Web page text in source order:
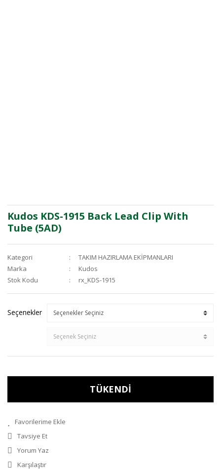
Kudos KDS-1915 Back Lead Clip With
Tube (5AD)
Kategori
TAKIM HAZIRLAMA EKİPMANLARI
Marka
Kudos
Stok Kodu
rx_KDS-1915
Seçenekler
TÜKENDİ
Tavsiye Et
Yorum Yaz
Karşılaştır